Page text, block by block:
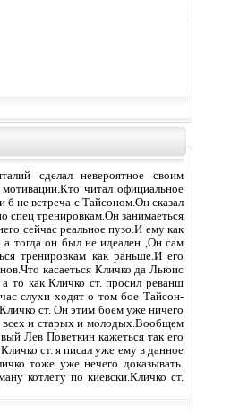
сделал невероятное своим
читал официальное
не встреча с Тайсоном.Он сказал
спец тренировкам.Он занимаеться
сейчас реальное пузо.И ему как
тогда он был не идеален ,Он сам
тренировкам как раньше.И его
касаеться Кличко да Льюис
то как Кличко ст. просил реванш
слухи ходят о том бое Тайсон-
ст. Он этим боем уже ничего
всех и старых и молодых.Вообщем
Лев Поветкин кажеться так его
ст. я писал уже ему в данное
тоже уже нечего доказывать.
котлету по киевски.Кличко ст.